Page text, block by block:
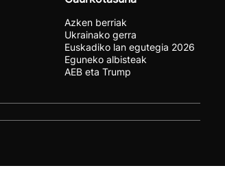
Azken berriak
Ukrainako gerra
Euskadiko lan egutegia 2026
Eguneko albisteak
AEB eta Trump